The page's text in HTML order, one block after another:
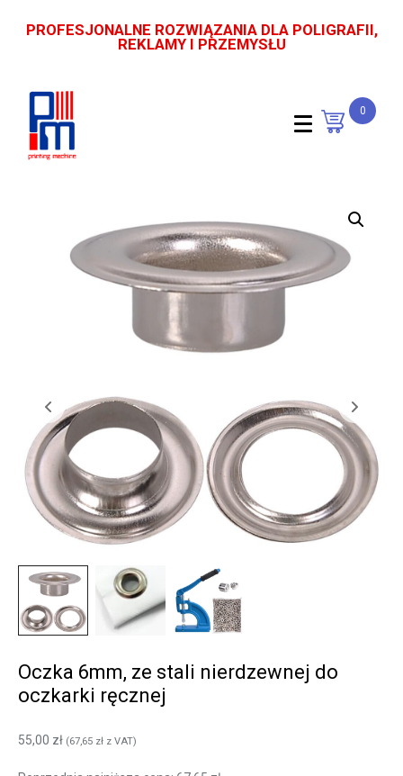
PROFESJONALNE ROZWIĄZANIA DLA POLIGRAFII,
REKLAMY I PRZEMYSŁU
0
Oczka 6mm, ze stali nierdzewnej do
oczkarki ręcznej
55,00 zł (67,65 zł z VAT)